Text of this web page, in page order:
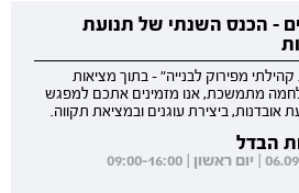
- הכנס השנתי של תנועת
מפירוק לבנייה" - בתוך מציאות
מתמשכת, אנו מזמינים אתכם למפגש
ביצירת עוגנים ובמציאת תקווה.
הבדל